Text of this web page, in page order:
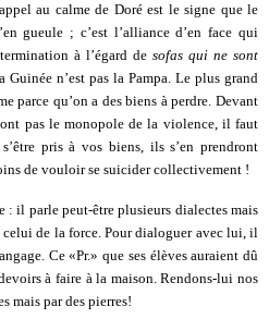
au calme de Doré est le signe que le
gueule ; c’est l’alliance d’en face qui
à l’égard de sofas qui ne sont
Guinée n’est pas la Pampa. Le plus grand
parce qu’on a des biens à perdre. Devant
pas le monopole de la violence, il faut
pris à vos biens, ils s’en prendront
de vouloir se suicider collectivement !
: il parle peut-être plusieurs dialectes mais
celui de la force. Pour dialoguer avec lui, il
Ce «Pr.» que ses élèves auraient dû
à faire à la maison. Rendons-lui nos
mais par des pierres!